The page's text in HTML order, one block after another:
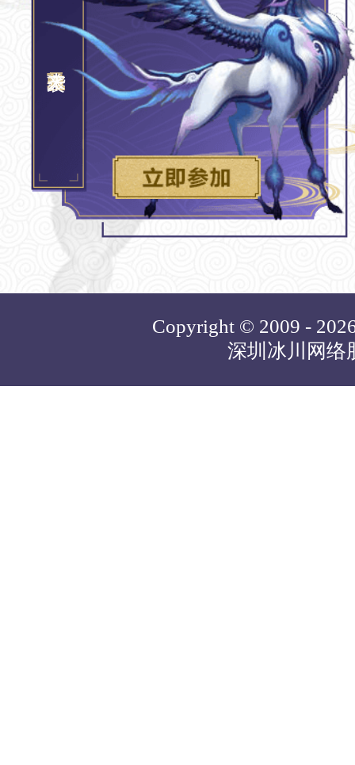
Copyright © 2009 -
深圳冰川网络